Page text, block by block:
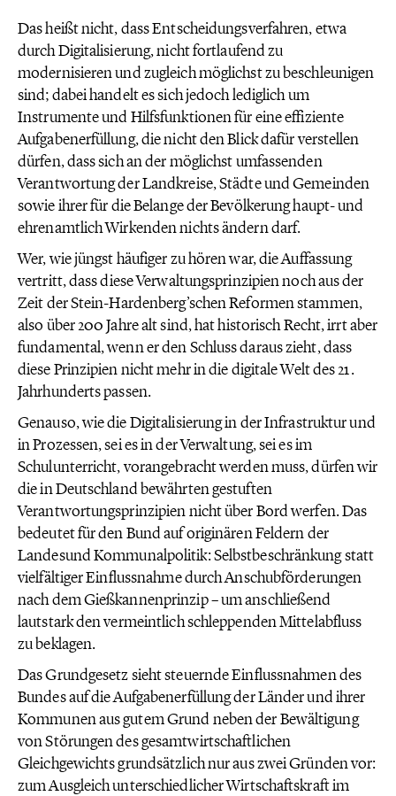
Das heißt nicht, dass Entscheidungsverfahren, etwa
durch Digitalisierung, nicht fortlaufend zu
modernisieren und zugleich möglichst zu beschleunigen
sind; dabei handelt es sich jedoch lediglich um
Instrumente und Hilfsfunktionen für eine effiziente
Aufgabenerfüllung, die nicht den Blick dafür verstellen
dürfen, dass sich an der möglichst umfassenden
Verantwortung der Landkreise, Städte und Gemeinden
sowie ihrer für die Belange der Bevölkerung haupt- und
ehrenamtlich Wirkenden nichts ändern darf.
Wer, wie jüngst häufiger zu hören war, die Auffassung
vertritt, dass diese Verwaltungsprinzipien noch aus der
Zeit der Stein-Hardenberg’schen Reformen stammen,
also über 200 Jahre alt sind, hat historisch Recht, irrt aber
fundamental, wenn er den Schluss daraus zieht, dass
diese Prinzipien nicht mehr in die digitale Welt des 21.
Jahrhunderts passen.
Genauso, wie die Digitalisierung in der Infrastruktur und
in Prozessen, sei es in der Verwaltung, sei es im
Schulunterricht, vorangebracht werden muss, dürfen wir
die in Deutschland bewährten gestuften
Verantwortungsprinzipien nicht über Bord werfen. Das
bedeutet für den Bund auf originären Feldern der
Landesund Kommunalpolitik: Selbstbeschränkung statt
vielfältiger Einflussnahme durch Anschubförderungen
nach dem Gießkannenprinzip – um anschließend
lautstark den vermeintlich schleppenden Mittelabfluss
zu beklagen.
Das Grundgesetz sieht steuernde Einflussnahmen des
Bundes auf die Aufgabenerfüllung der Länder und ihrer
Kommunen aus gutem Grund neben der Bewältigung
von Störungen des gesamtwirtschaftlichen
Gleichgewichts grundsätzlich nur aus zwei Gründen vor:
zum Ausgleich unterschiedlicher Wirtschaftskraft im